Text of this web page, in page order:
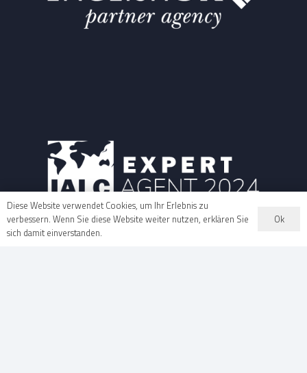
Diese Website verwendet Cookies, um Ihr Erlebnis zu
verbessern. Wenn Sie diese Website weiter nutzen, erklären Sie
sich damit einverstanden.
Ok